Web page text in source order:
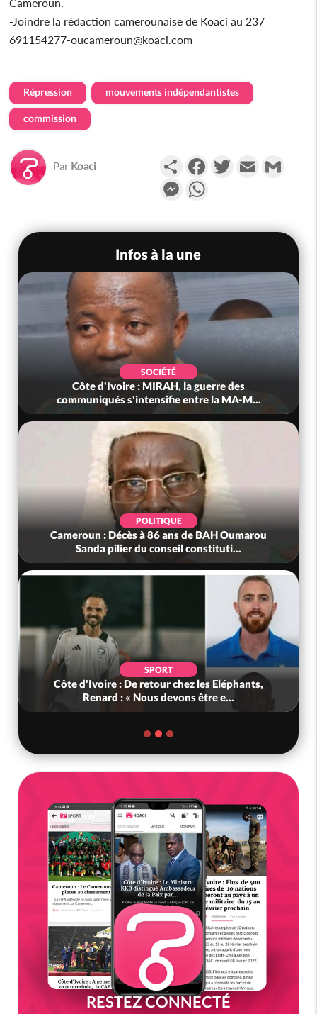
-Joindre la rédaction camerounaise de Koaci au 237
691154277-oucameroun@koaci.com
Répression mouvements indépendantistes
commission
Par Koaci PartagerFacebookTwitterEmail
Messenger
Infos à la une
: MIRAH, la guerre des
s'intensifie entre la MA-M...
POLITIQUE
: Décès à 86 ans de BAH Oumarou
pilier du conseil constituti...
SPORT
: De retour chez les Eléphants,
: « Nous devons être e...
Côte d'Ivoire :
Bénin : L'ancien
Ghana :
Défense,
RESTEZ CONNECTÉ